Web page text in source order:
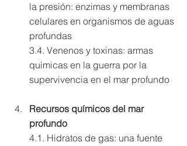
la presión: enzimas y membranas
celulares en organismos de aguas
profundas
3.4. Venenos y toxinas: armas
químicas en la guerra por la
supervivencia en el mar profundo
Recursos químicos del mar
profundo
4.1. Hidratos de gas: una fuente